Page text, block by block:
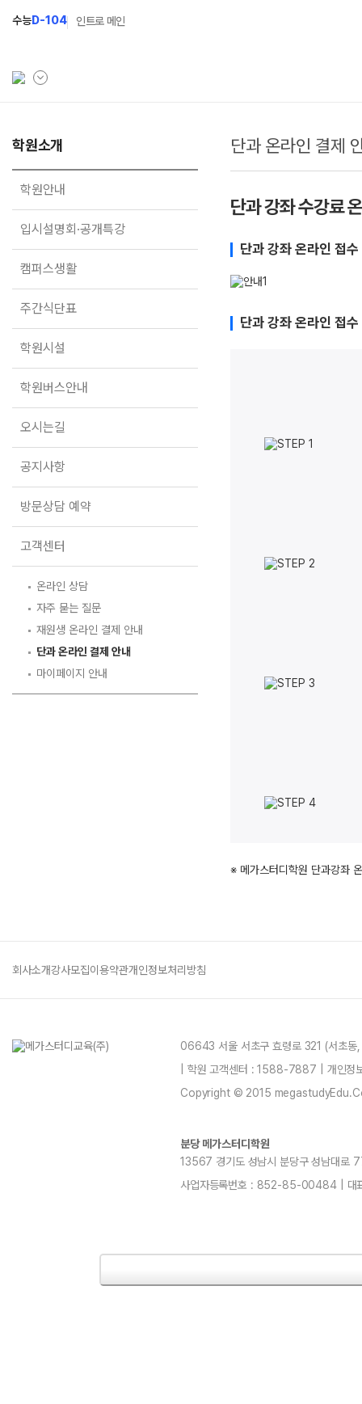
수능D-104 인트로 메인
학원소개
학원안내
입시설명회·공개특강
주간식단표
학원시설
학원버스안내
오시는길
공지사항
방문상담 예약
고객센터
온라인 상담
자주 묻는 질문
마이페이지 안내
N Class
2027 반수반
2027 파이널 정규반
N
2027 독학재수반
학원소개
학원안내
입시설명회·공개특강
캠퍼스생활
주간식단표
학원시설
학원버스안내
오시는길
공지사항
방문상담 예약
고객센터
온라인 상담
자주 묻는 질문
재원생 온라인 결제 안내
단과 온라인 결제 안내
마이페이지 안내
단과 온라인 결제
단과 강좌 수강료
단과 강좌 온라인 접수
단과 강좌 온라인 접
※ 메가스터디학원 단과강좌
회사소개강사모집이용약관개인정보처리방침
06643 서울 서초구 효령로 321 (서초
| 학원 고객센터 : 1588-7887 | 개인
Copyright © 2015
분당 메가스터디학원
13567 경기도 성남시 분당구 성남대
사업자등록번호 : 852-85-00484 | 대